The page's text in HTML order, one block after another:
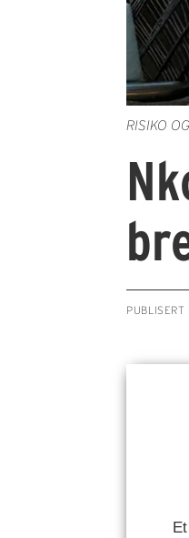
RISIKO
PUBLISERT